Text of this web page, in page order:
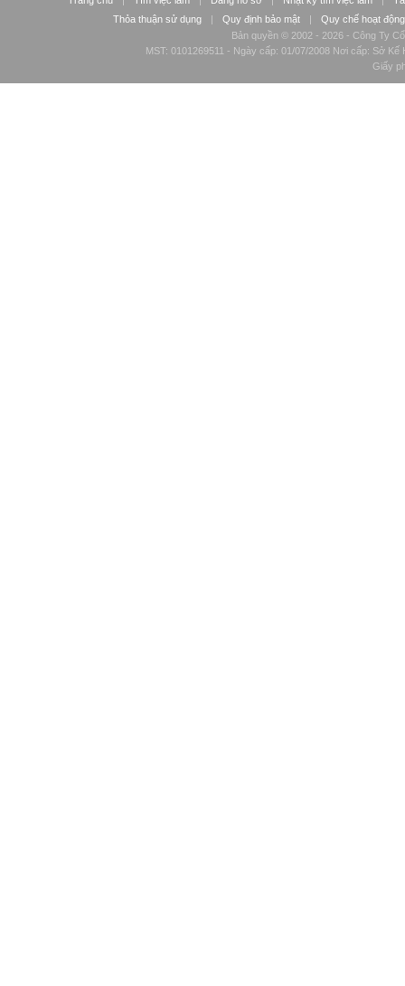
Thỏa thuận sử dụng
| Quy định bảo mật |
Quy chế hoạt động
Bản quyền © 2002 - 2026 - Công Ty
MST: 0101269511 - Ngày cấp: 01/07/2008 Nơi cấp: Sở
Giấy